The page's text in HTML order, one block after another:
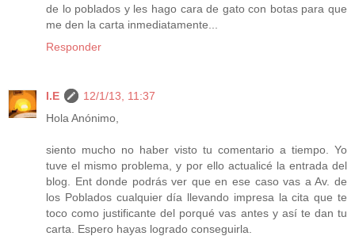
de lo poblados y les hago cara de gato con botas para que
me den la carta inmediatamente...
Responder
I.E
12/1/13, 11:37
Hola Anónimo,
siento mucho no haber visto tu comentario a tiempo. Yo
tuve el mismo problema, y por ello actualicé la entrada del
blog. Ent donde podrás ver que en ese caso vas a Av. de
los Poblados cualquier día llevando impresa la cita que te
toco como justificante del porqué vas antes y así te dan tu
carta. Espero hayas logrado conseguirla.